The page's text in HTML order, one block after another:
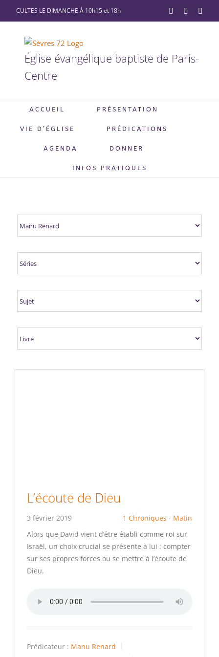
Passer
au
CULTES LE DIMANCHE À 10h15 et 18h YouTubeFacebook
Église évangélique baptiste de Paris-
Centre
ACCUEIL PRÉSENTATION
VIE D’ÉGLISE PRÉDICATIONS
AGENDA DONNER
INFOS PRATIQUES
L’écoute de Dieu
3 février 2019
1 Chroniques - Matin
Alors que David vient d’être établi comme roi sur
Israël, un choix crucial se présente à lui : compter
sur ses propres forces ou se mettre à l’écoute de
Dieu.
Prédicateur : Manu Renard